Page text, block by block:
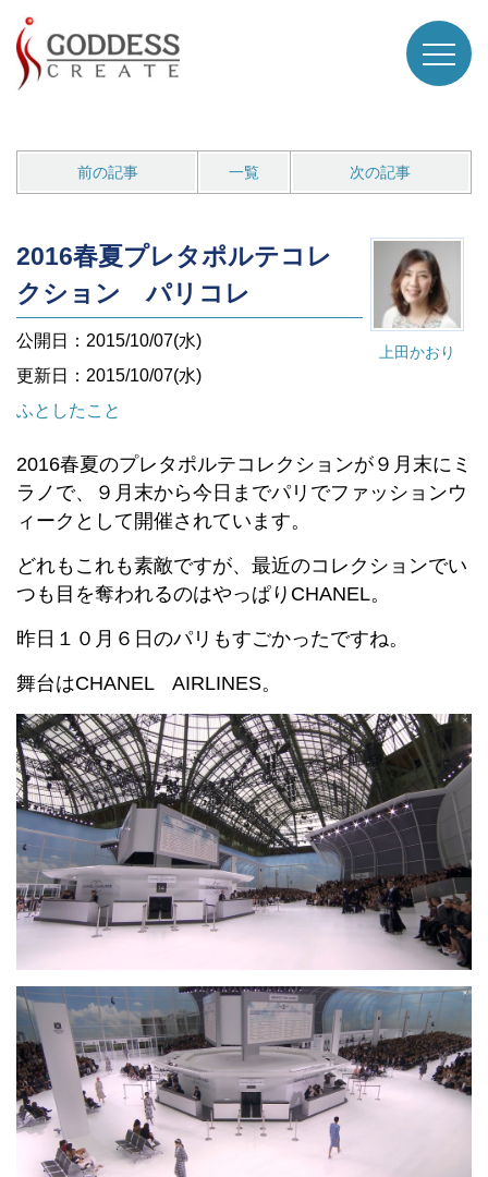
前の記事 一覧 次の記事
上田かおり
2016春夏プレタポルテコレ
クション パリコレ
公開日：2015/10/07(水)
更新日：2015/10/07(水)
ふとしたこと
2016春夏のプレタポルテコレクションが９月末にミ
ラノで、９月末から今日までパリでファッションウ
ィークとして開催されています。
どれもこれも素敵ですが、最近のコレクションでい
つも目を奪われるのはやっぱりCHANEL。
昨日１０月６日のパリもすごかったですね。
舞台はCHANEL AIRLINES。